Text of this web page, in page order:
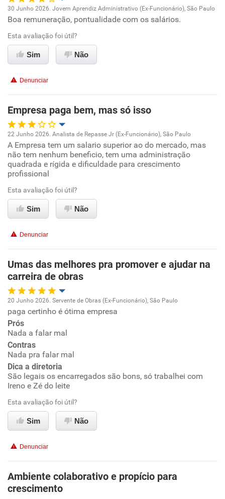
Oportunidade de promoção
Ambiente de trabalho
Benefícios
Não recomenda esta empresa
30 Junho 2026. Jovem Aprendiz Administrativo (Ex-Funcionário), São Paulo
Boa remuneração, pontualidade com os salários.
Esta avaliação foi útil?
Sim Não
Denunciar
Empresa paga bem, mas só isso
Oportunidade de promoção
Ambiente de trabalho
Conciliação com a vida familiar
Benefícios
Não recomenda a diretoria
22 Junho 2026. Analista de Repasse Jr (Ex-Funcionário), São Paulo
A Empresa tem um salario superior ao do mercado, mas
não tem nenhum beneficio, tem uma administração
quadrada e rígida e dificuldade para crescimento
profissional
Esta avaliação foi útil?
Sim Não
Denunciar
Umas das melhores pra promover e ajudar na
carreira de obras
Oportunidade de promoção
Ambiente de trabalho
Conciliação com a vida familiar
Benefícios
Recomenda esta empresa
Recomenda a diretoria
20 Junho 2026. Servente de Obras (Ex-Funcionário), São Paulo
paga certinho é ótima empresa
Prós
Nada a falar mal
Contras
Nada pra falar mal
Dica a diretoria
São legais os encarregados são bons, só trabalhei com
Ireno e Zé do leite
Esta avaliação foi útil?
Sim Não
Denunciar
Ambiente colaborativo e propício para
crescimento